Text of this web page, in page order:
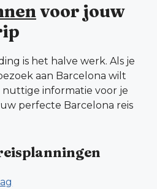
voor jouw
is het halve werk. Als je
aan Barcelona wilt
nuttige informatie voor je
perfecte Barcelona reis